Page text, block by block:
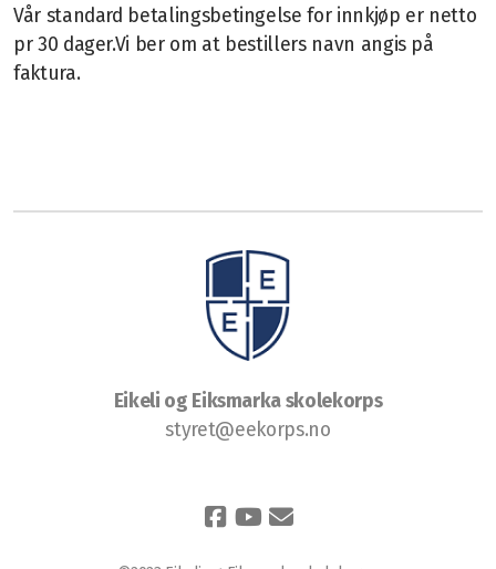
Vår standard betalingsbetingelse for innkjøp er netto
pr 30 dager.Vi ber om at bestillers navn angis på
faktura.
Eikeli og Eiksmarka skolekorps
styret@eekorps.no
Retningslinjer
Permisjon
Info for medlemmer